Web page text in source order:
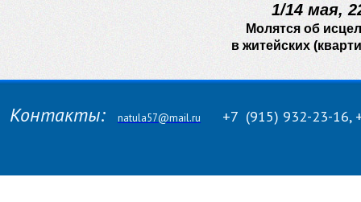
1/14 мая,
Молятся об
в житейских
Контакты: natula57@mail.ru +7 (915) 932-23-16,